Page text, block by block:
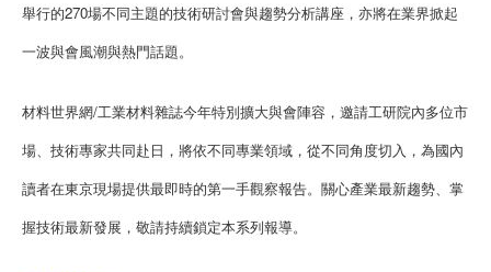
舉行的270場不同主題的技術研討會與趨勢分析講座，亦將在業界掀起
一波與會風潮與熱門話題。
材料世界網/工業材料雜誌今年特別擴大與會陣容，邀請工研院內多位市
場、技術專家共同赴日，將依不同專業領域，從不同角度切入，為國內
讀者在東京現場提供最即時的第一手觀察報告。關心產業最新趨勢、掌
握技術最新發展，敬請持續鎖定本系列報導。